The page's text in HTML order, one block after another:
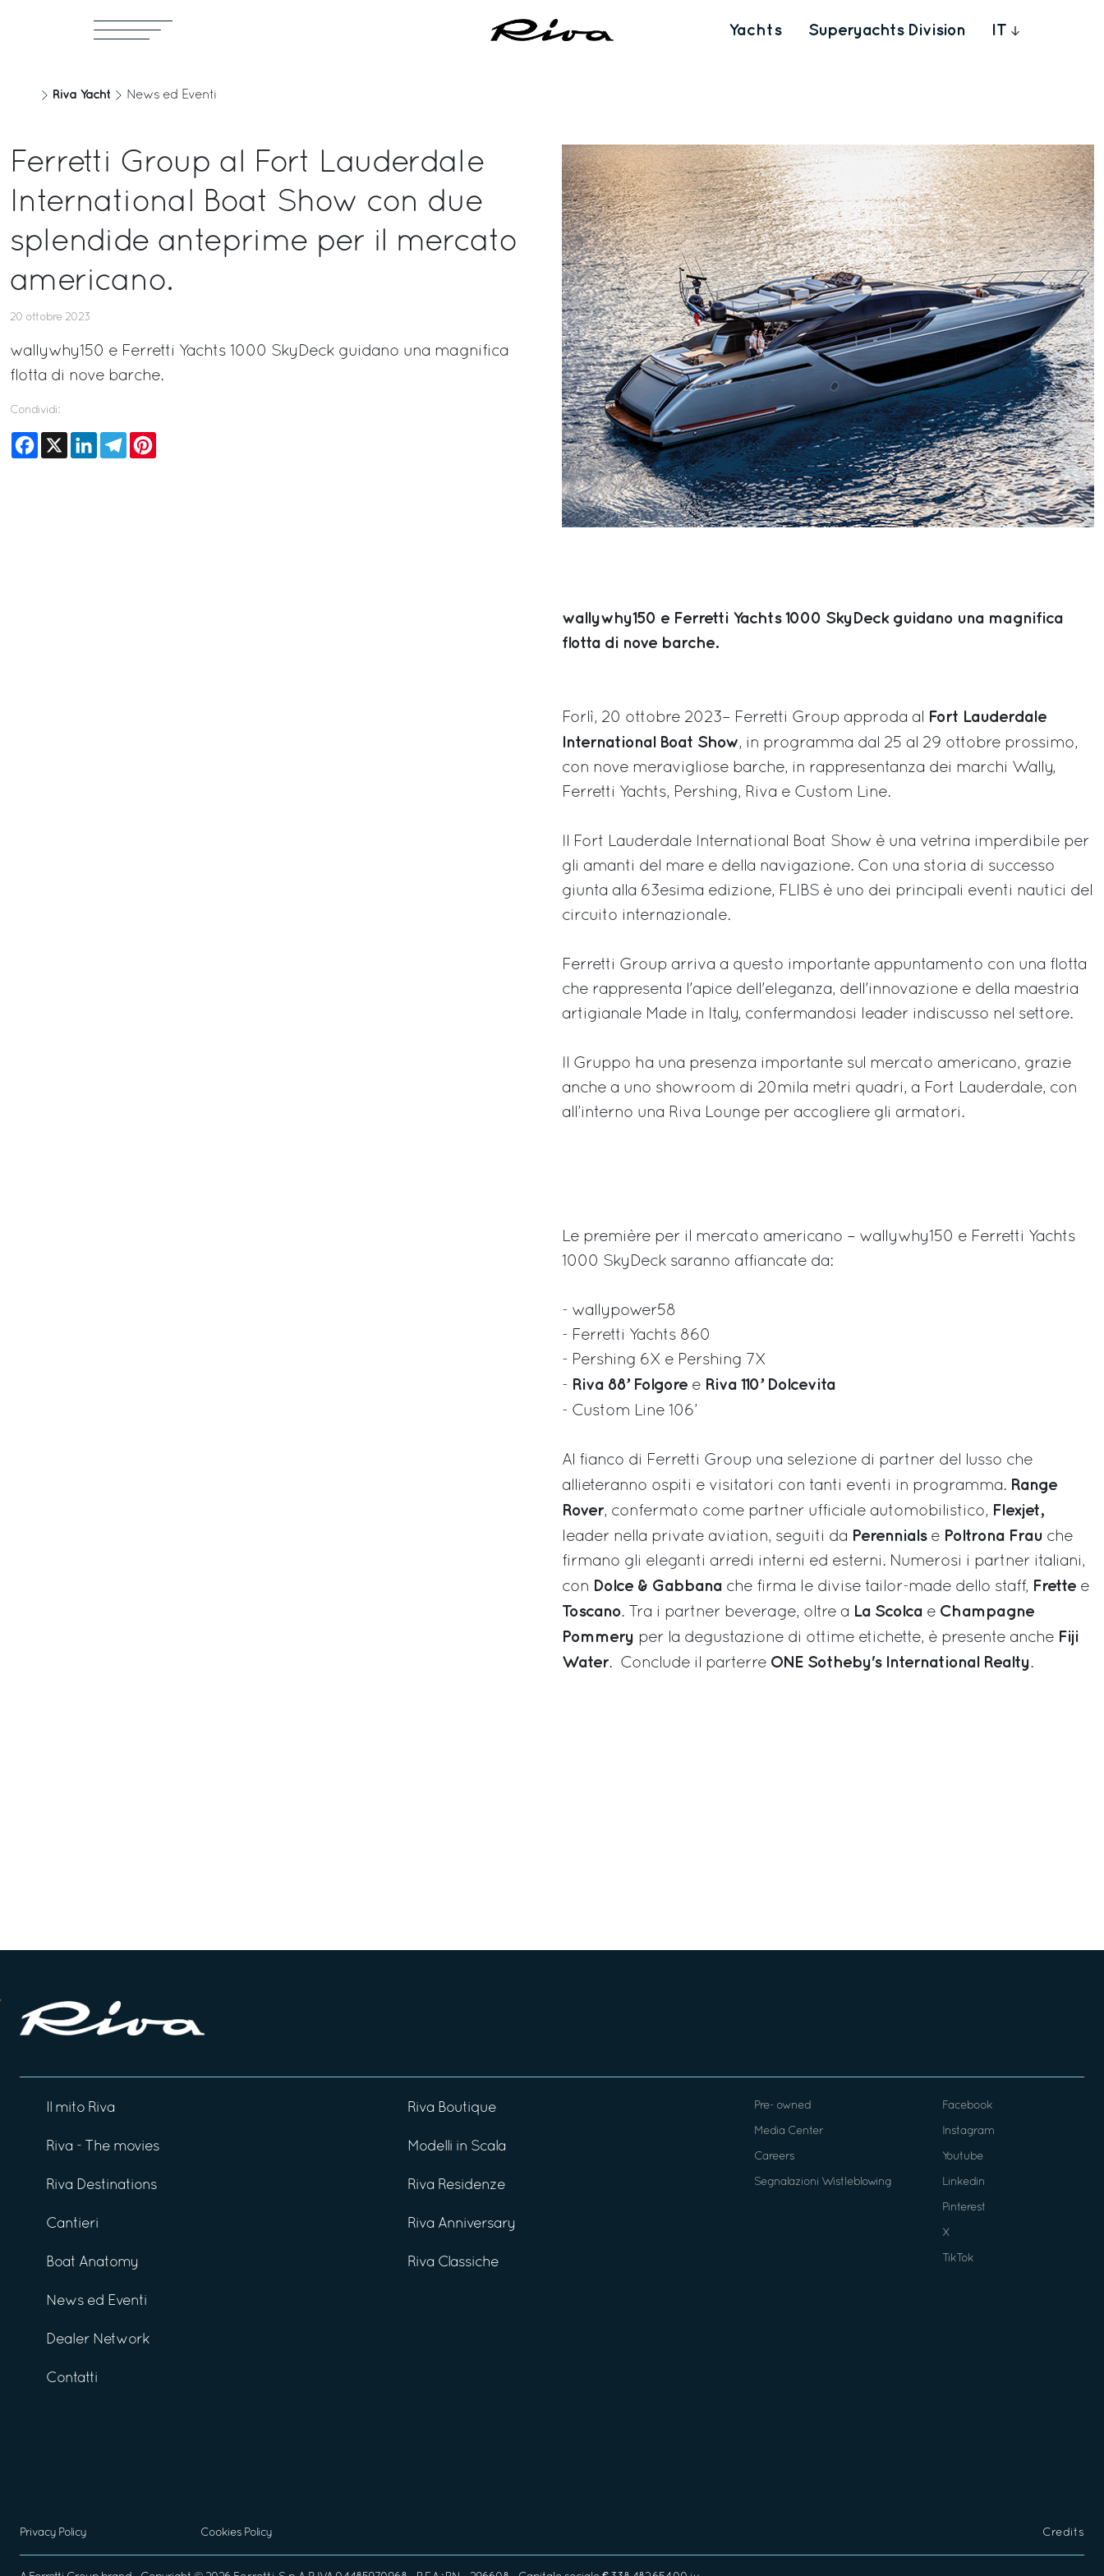
Yachts Superyachts Division IT
Riva Yacht News ed Eventi
Ferretti Group al Fort Lauderdale
International Boat Show con due
splendide anteprime per il mercato
americano.
20 ottobre 2023
wallywhy150 e Ferretti Yachts 1000 SkyDeck guidano una magnifica
flotta di nove barche.
Condividi:
Facebook
X LinkedInTelegram
wallywhy150 e Ferretti Yachts 1000 SkyDeck guidano una magnifica
flotta di nove barche.
Forlì, 20 ottobre 2023– Ferretti Group approda al Fort Lauderdale
International Boat Show, in programma dal 25 al 29 ottobre prossimo,
con nove meravigliose barche, in rappresentanza dei marchi Wally,
Ferretti Yachts, Pershing, Riva e Custom Line.
Il Fort Lauderdale International Boat Show è una vetrina imperdibile per
gli amanti del mare e della navigazione. Con una storia di successo
giunta alla 63esima edizione, FLIBS è uno dei principali eventi nautici del
circuito internazionale.
Ferretti Group arriva a questo importante appuntamento con una flotta
che rappresenta l'apice dell'eleganza, dell'innovazione e della maestria
artigianale Made in Italy, confermandosi leader indiscusso nel settore.
Il Gruppo ha una presenza importante sul mercato americano, grazie
anche a uno showroom di 20mila metri quadri, a Fort Lauderdale, con
all’interno una Riva Lounge per accogliere gli armatori.
Le première per il mercato americano – wallywhy150 e Ferretti Yachts
1000 SkyDeck saranno affiancate da:
- wallypower58
- Ferretti Yachts 860
- Pershing 6X e Pershing 7X
- Riva 88’ Folgore e Riva 110’ Dolcevita
- Custom Line 106’
Al fianco di Ferretti Group una selezione di partner del lusso che
allieteranno ospiti e visitatori con tanti eventi in programma. Range
Rover, confermato come partner ufficiale automobilistico, Flexjet,
leader nella private aviation, seguiti da Perennialse Poltrona Frau che
firmano gli eleganti arredi interni ed esterni. Numerosi i partner italiani,
con Dolce & Gabbana che firma le divise tailor-made dello staff, Frette e
Toscano. Tra i partner beverage, oltre a La Scolca e Champagne
Pommery per la degustazione di ottime etichette, è presente anche Fiji
Water. Conclude il parterre ONE Sotheby's International Realty.
Il mito Riva
Riva - The movies
Riva Destinations
Cantieri
Boat Anatomy
News ed Eventi
Dealer Network
Contatti
Riva Boutique
Modelli in Scala
Riva Residenze
Riva Anniversary
Riva Classiche
Pre- owned
Media Center
Careers
Segnalazioni Wistleblowing
Facebook
Instagram
Youtube
Linkedin
Pinterest
X
TikTok
Privacy Policy Cookies Policy Credits